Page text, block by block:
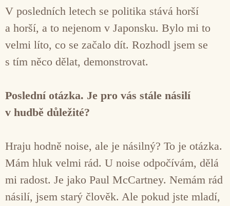
V posledních letech se politika stává horší
a horší, a to nejenom v Japonsku. Bylo mi to
velmi líto, co se začalo dít. Rozhodl jsem se
s tím něco dělat, demonstrovat.
Poslední otázka. Je pro vás stále násilí
v hudbě důležité?
Hraju hodně noise, ale je násilný? To je otázka.
Mám hluk velmi rád. U noise odpočívám, dělá
mi radost. Je jako Paul McCartney. Nemám rád
násilí, jsem starý člověk. Ale pokud jste mladí,